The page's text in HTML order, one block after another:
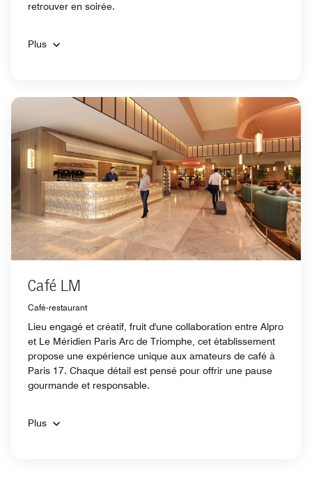
retrouver en soirée.
Plus
Café LM
Café-restaurant
Lieu engagé et créatif, fruit d'une collaboration entre Alpro
et Le Méridien Paris Arc de Triomphe, cet établissement
propose une expérience unique aux amateurs de café à
Paris 17. Chaque détail est pensé pour offrir une pause
gourmande et responsable.
Plus